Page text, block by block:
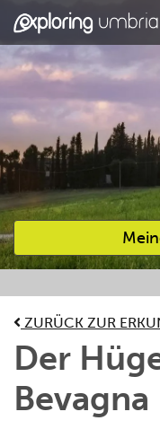
Bevorzugte
ZURÜCK ZUR
Der
Bevagna